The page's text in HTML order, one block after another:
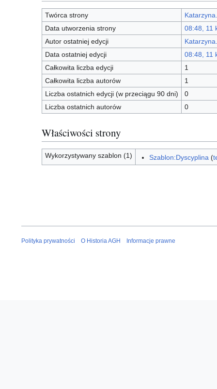
Twórca strony
Data utworzenia strony
08:48, 11
Autor ostatniej edycji
Data ostatniej edycji
08:48, 11
Całkowita liczba edycji
1
Całkowita liczba autorów
1
Liczba ostatnich edycji (w przeciągu 90 dni)
0
Liczba ostatnich autorów
0
Właściwości strony
Wykorzystywany szablon (1) Szablon:Dyscyplina (
Polityka prywatności O Historia AGH Informacje prawne